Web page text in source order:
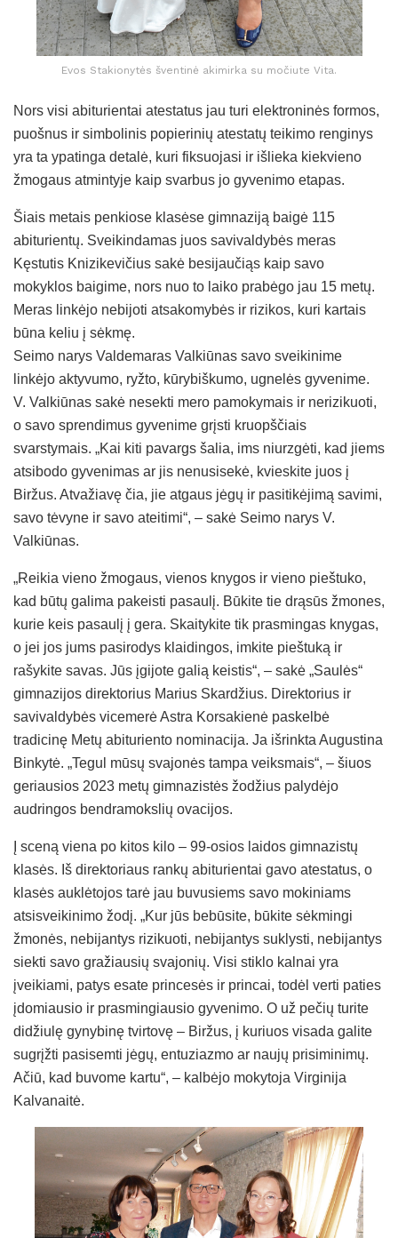
Evos Stakionytės šventinė akimirka su močiute Vita.
Nors visi abiturientai atestatus jau turi elektroninės formos,
puošnus ir simbolinis popierinių atestatų teikimo renginys
yra ta ypatinga detalė, kuri fiksuojasi ir išlieka kiekvieno
žmogaus atmintyje kaip svarbus jo gyvenimo etapas.
Šiais metais penkiose klasėse gimnaziją baigė 115
abiturientų. Sveikindamas juos savivaldybės meras
Kęstutis Knizikevičius sakė besijaučiąs kaip savo
mokyklos baigime, nors nuo to laiko prabėgo jau 15 metų.
Meras linkėjo nebijoti atsakomybės ir rizikos, kuri kartais
būna keliu į sėkmę.
Seimo narys Valdemaras Valkiūnas savo sveikinime
linkėjo aktyvumo, ryžto, kūrybiškumo, ugnelės gyvenime.
V. Valkiūnas sakė nesekti mero pamokymais ir nerizikuoti,
o savo sprendimus gyvenime grįsti kruopščiais
svarstymais. „Kai kiti pavargs šalia, ims niurzgėti, kad jiems
atsibodo gyvenimas ar jis nenusisekė, kvieskite juos į
Biržus. Atvažiavę čia, jie atgaus jėgų ir pasitikėjimą savimi,
savo tėvyne ir savo ateitimi“, – sakė Seimo narys V.
Valkiūnas.
„Reikia vieno žmogaus, vienos knygos ir vieno pieštuko,
kad būtų galima pakeisti pasaulį. Būkite tie drąsūs žmones,
kurie keis pasaulį į gera. Skaitykite tik prasmingas knygas,
o jei jos jums pasirodys klaidingos, imkite pieštuką ir
rašykite savas. Jūs įgijote galią keistis“, – sakė „Saulės“
gimnazijos direktorius Marius Skardžius. Direktorius ir
savivaldybės vicemerė Astra Korsakienė paskelbė
tradicinę Metų abituriento nominacija. Ja išrinkta Augustina
Binkytė. „Tegul mūsų svajonės tampa veiksmais“, – šiuos
geriausios 2023 metų gimnazistės žodžius palydėjo
audringos bendramokslių ovacijos.
Į sceną viena po kitos kilo – 99-osios laidos gimnazistų
klasės. Iš direktoriaus rankų abiturientai gavo atestatus, o
klasės auklėtojos tarė jau buvusiems savo mokiniams
atsisveikinimo žodį. „Kur jūs bebūsite, būkite sėkmingi
žmonės, nebijantys rizikuoti, nebijantys suklysti, nebijantys
siekti savo gražiausių svajonių. Visi stiklo kalnai yra
įveikiami, patys esate princesės ir princai, todėl verti paties
įdomiausio ir prasmingiausio gyvenimo. O už pečių turite
didžiulę gynybinę tvirtovę – Biržus, į kuriuos visada galite
sugrįžti pasisemti jėgų, entuziazmo ar naujų prisiminimų.
Ačiū, kad buvome kartu“, – kalbėjo mokytoja Virginija
Kalvanaitė.